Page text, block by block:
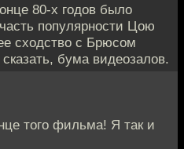
80-х годов было
популярности Цою
сходство с Брюсом
бума видеозалов.
того фильма! Я так и